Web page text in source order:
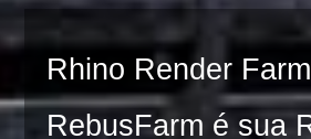
Rhino Render Farm
RebusFarm é sua